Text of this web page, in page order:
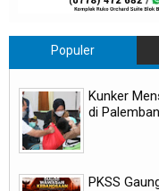
Populer
Kunker
di
PKSS